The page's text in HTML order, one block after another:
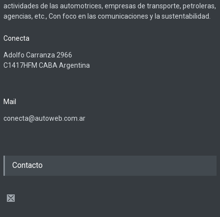
actividades de las automotrices, empresas de transporte, petroleras,
agencias, etc., Con foco en las comunicaciones y la sustentabilidad.
Conecta
Adolfo Carranza 2966
C1417HFM CABA Argentina
Mail
conecta@autoweb.com.ar
Contacto